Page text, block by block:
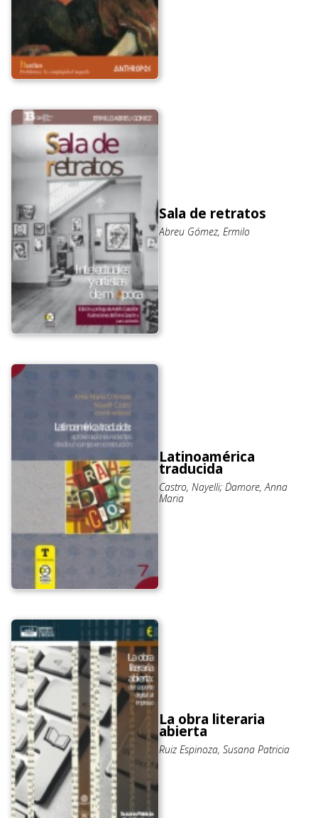
Sala de retratos
Abreu Gómez, Ermilo
Latinoamérica
traducida
Castro, Nayelli; D´amore, Anna
Maria
La obra literaria
abierta
Ruiz Espinoza, Susana Patricia